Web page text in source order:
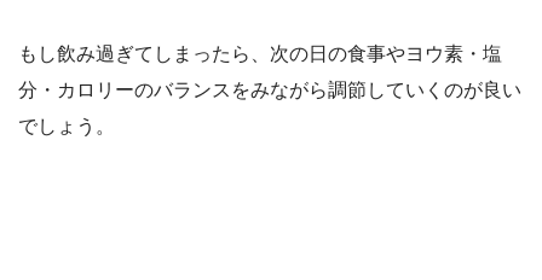
もし飲み過ぎてしまったら、次の日の食事やヨウ素・塩
分・カロリーのバランスをみながら調節していくのが良い
でしょう。